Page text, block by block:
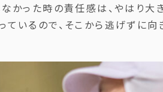
かった時の責任感は、やはり大
いるので、そこから逃げずに